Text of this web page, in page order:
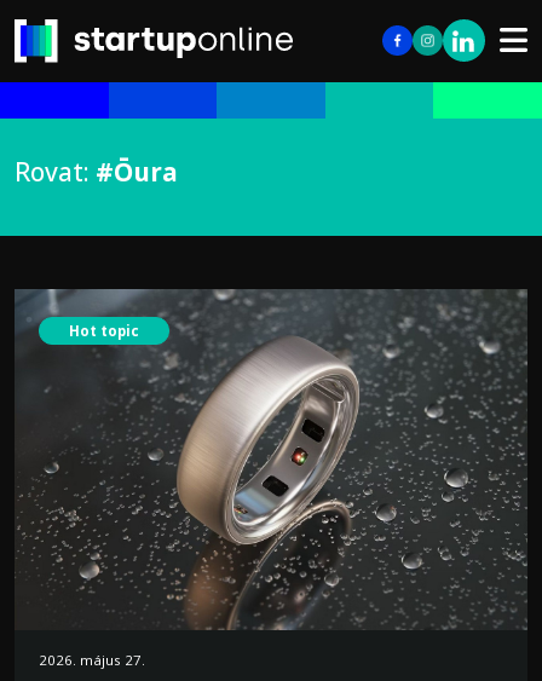
Rovat: #Ōura
Hot topic
2026. május 27.